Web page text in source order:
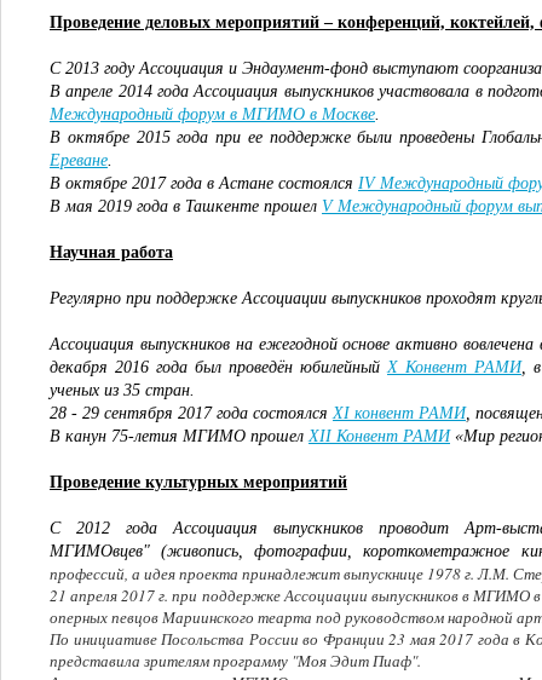
Проведение деловых мероприятий – конференций,
C 2013 году Ассоциация и Эндаумент-фонд выступают
В апреле 2014 года Ассоциация выпускников участвовала в
Международный форум в МГИМО в Москве.
В октябре 2015 года при ее поддержке были проведены
Ереване.
В октябре 2017 года в Астане состоялся IV Международный
В мая 2019 года в Ташкенте прошел V Международный форум
Научная работа
Регулярно при поддержке Ассоциации выпускников проходят
Ассоциация выпускников на ежегодной основе активно
декабря 2016 года был проведён юбилейныйX Конвент РАМИ,
ученых из 35 стран.
28 - 29 сентября 2017 года состоялсяXI конвент РАМИ,
В канун 75-летия МГИМО прошелXII Конвент РАМИ «Мир
Проведение культурных мероприятий
С 2012 года Ассоциация выпускников проводит Арт-
МГИМОвцев"(живопись, фотографии, короткометражное
профессий, а идея проекта принадлежит выпускнице 1978 г. Л.М.
21 апреля 2017 г. при поддержке Ассоциации выпускников в МГИМО
оперных певцов Мариинского теарта под руководством народной
По инициативе Посольства России во Франции 23 мая 2017 года в
представила зрителям программу "Моя Эдит Пиаф".